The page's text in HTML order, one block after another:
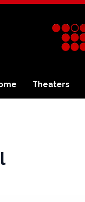
Theaters